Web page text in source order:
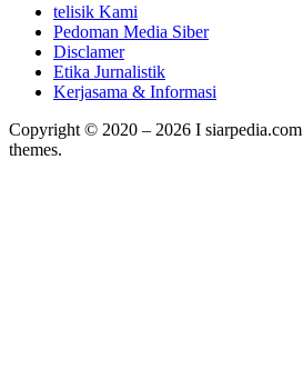
telisik Kami
Pedoman Media Siber
Disclamer
Etika Jurnalistik
Kerjasama & Informasi
Copyright © 2020 – 2026 I siarpedia.com
themes.